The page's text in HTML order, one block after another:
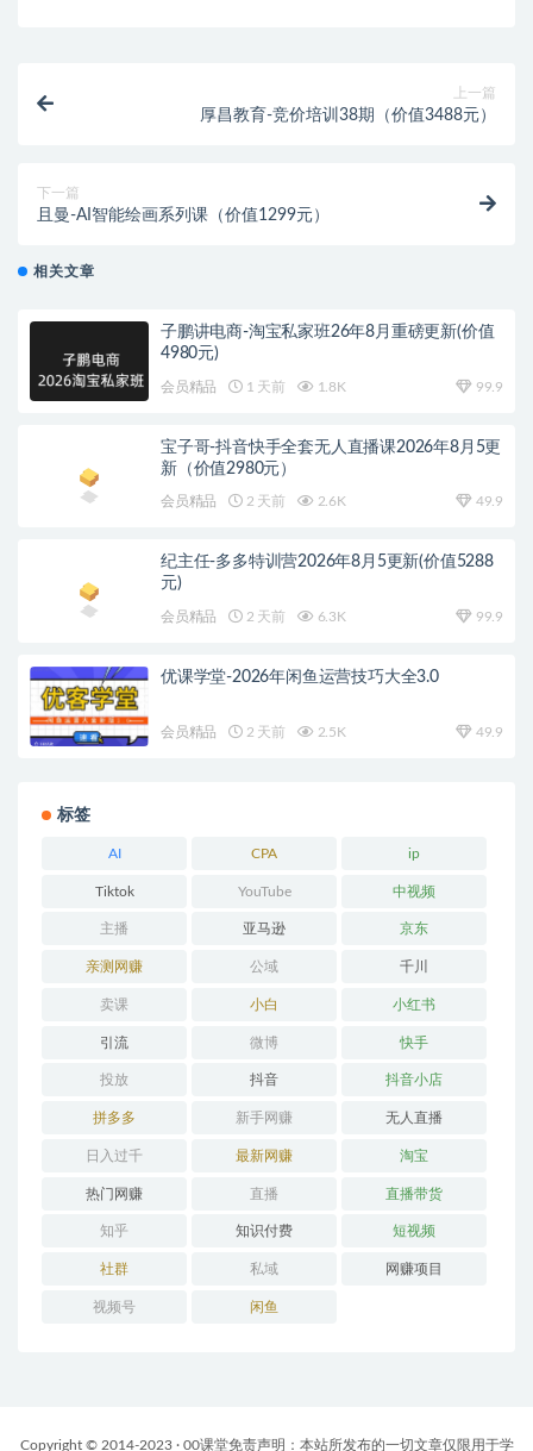
上一篇
厚昌教育-竞价培训38期（价值3488元）
下一篇
且曼-AI智能绘画系列课（价值1299元）
相关文章
子鹏讲电商-淘宝私家班26年8月重磅更新(价值
4980元)
会员精品 1 天前 1.8K 99.9
宝子哥-抖音快手全套无人直播课2026年8月5更
新（价值2980元）
会员精品 2 天前 2.6K 49.9
纪主任-多多特训营2026年8月5更新(价值5288
元)
会员精品 2 天前 6.3K 99.9
优课学堂-2026年闲鱼运营技巧大全3.0
会员精品 2 天前 2.5K 49.9
标签
AI CPA ip
Tiktok YouTube 中视频
主播 亚马逊 京东
亲测网赚 公域 千川
卖课 小白 小红书
引流 微博 快手
投放 抖音 抖音小店
拼多多 新手网赚 无人直播
日入过千 最新网赚 淘宝
热门网赚 直播 直播带货
知乎 知识付费 短视频
社群 私域 网赚项目
视频号 闲鱼
Copyright © 2014-2023 · 00课堂免责声明：本站所发布的一切文章仅限用于学